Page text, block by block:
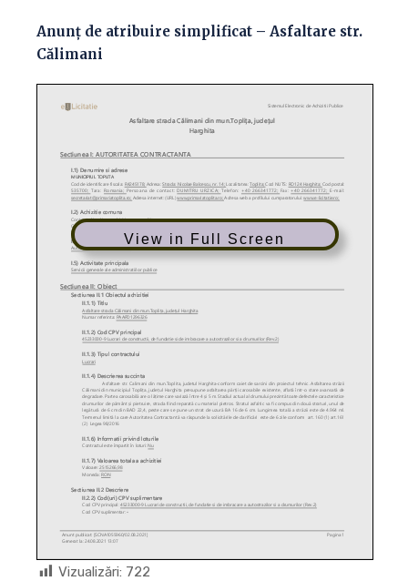
Anunț de atribuire simplificat – Asfaltare str.
Călimani
View in Full Screen
Vizualizări: 722